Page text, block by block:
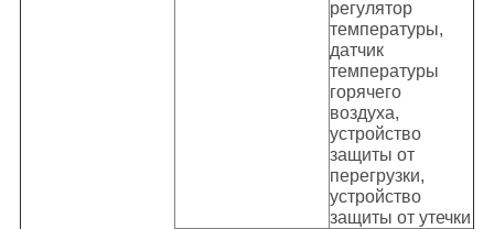
регулятор
температуры,
датчик
температуры
горячего
воздуха,
устройство
защиты от
перегрузки,
устройство
защиты от утечки